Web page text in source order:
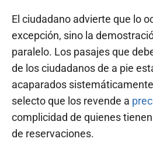
El ciudadano advierte que lo
excepción, sino la
paralelo. Los pasajes que
de los ciudadanos de a pie
acaparados
selecto que los revende a
complicidad de quienes
de reservaciones.